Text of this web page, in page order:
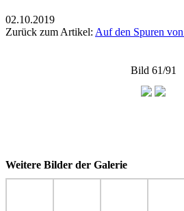
02.10.2019
Zurück zum Artikel: Auf den Spuren
Bild 61/91
Weitere Bilder der Galerie